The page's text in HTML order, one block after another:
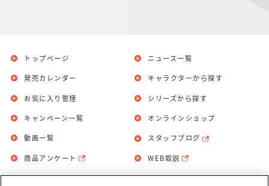
トップページ
発売カレンダー
お気に入り管理
ニュース一覧
キャラクターから探す
シリーズから探す
キャンペーン一覧
動画一覧
商品アンケート
オンラインショップ
スタッフブログ
WEB取説